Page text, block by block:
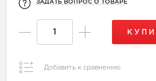
ЗАДАТЬ ВОПРОС О ТОВАРЕ
Добавить к сравнению